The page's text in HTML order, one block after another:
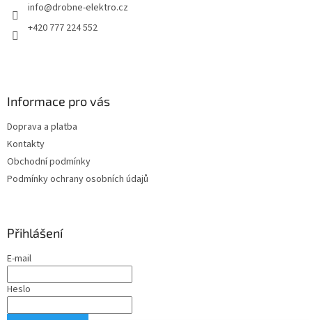
info@drobne-elektro.cz
+420 777 224 552
Informace pro vás
Doprava a platba
Kontakty
Obchodní podmínky
Podmínky ochrany osobních údajů
Přihlášení
E-mail
Heslo